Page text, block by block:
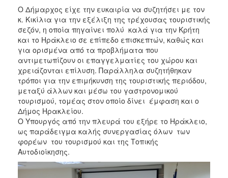
Ο Δήμαρχος είχε την ευκαιρία να συζητήσει με τον
κ. Κικίλια για την εξέλιξη της τρέχουσας τουριστικής
σεζόν, η οποία πηγαίνει πολύ καλά για την Κρήτη
και το Ηράκλειο σε επίπεδο επισκεπτών, καθώς και
για ορισμένα από τα προβλήματα που
αντιμετωπίζουν οι επαγγελματίες του χώρου και
χρειάζονται επίλυση. Παράλληλα συζητήθηκαν
τρόποι για την επιμήκυνση της τουριστικής περιόδου,
μεταξύ άλλων και μέσω του γαστρονομικού
τουρισμού, τομέας στον οποίο δίνει έμφαση και ο
Δήμος Ηρακλείου.
Ο Υπουργός από την πλευρά του εξήρε το Ηράκλειο,
ως παράδειγμα καλής συνεργασίας όλων των
φορέων του τουρισμού και της Τοπικής
Αυτοδιοίκησης.